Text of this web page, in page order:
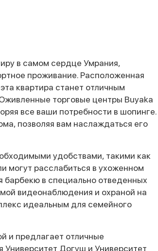
в самом сердце Умрания,
проживание. Расположенная
квартира станет отличным
торговые центры Buyaka
все ваши потребности в шопинге.
позволяя вам наслаждаться его
удобствами, такими как
могут расслабиться в ухоженном
барбекю в специально отведенных
видеонаблюдения и охраной на
идеальным для семейного
и предлагает отличные
Университет Догуш и Университет